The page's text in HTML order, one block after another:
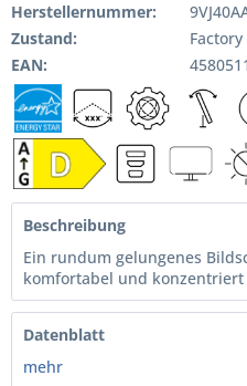
Herstellernummer:
Zustand:
EAN:
Beschreibung
Ein rundum gelungenes
komfortabel und konzentriert
Datenblatt
mehr